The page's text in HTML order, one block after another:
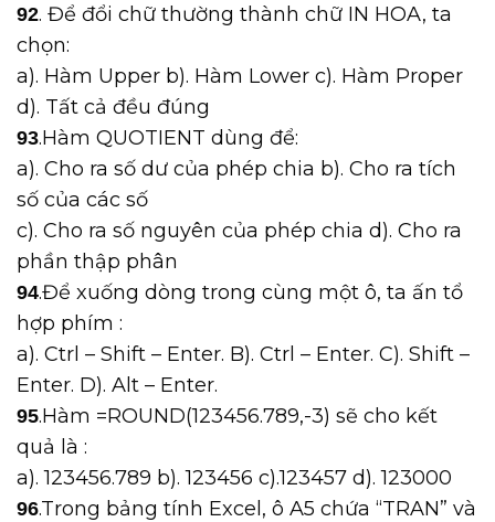
92. Để đổi chữ thường thành chữ IN HOA, ta
chọn:
a). Hàm Upper b). Hàm Lower c). Hàm Proper
d). Tất cả đều đúng
93.Hàm QUOTIENT dùng để:
a). Cho ra số dư của phép chia b). Cho ra tích
số của các số
c). Cho ra số nguyên của phép chia d). Cho ra
phần thập phân
94.Để xuống dòng trong cùng một ô, ta ấn tổ
hợp phím :
a). Ctrl – Shift – Enter. B). Ctrl – Enter. C). Shift –
Enter. D). Alt – Enter.
95.Hàm =ROUND(123456.789,-3) sẽ cho kết
quả là :
a). 123456.789 b). 123456 c).123457 d). 123000
96.Trong bảng tính Excel, ô A5 chứa “TRAN” và